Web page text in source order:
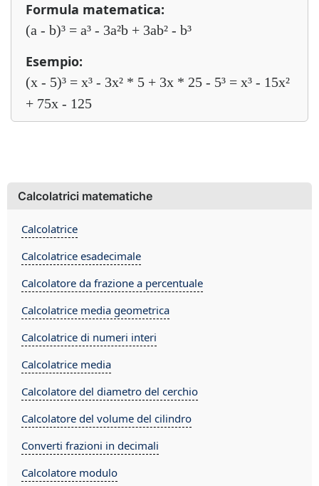
Formula matematica:
(a - b)³ = a³ - 3a²b + 3ab² - b³
Esempio:
(x - 5)³ = x³ - 3x² * 5 + 3x * 25 - 5³ = x³ - 15x²
+ 75x - 125
Calcolatrici matematiche
Calcolatrice
Calcolatrice esadecimale
Calcolatore da frazione a percentuale
Calcolatrice media geometrica
Calcolatrice di numeri interi
Calcolatrice media
Calcolatore del diametro del cerchio
Calcolatore del volume del cilindro
Converti frazioni in decimali
Calcolatore modulo